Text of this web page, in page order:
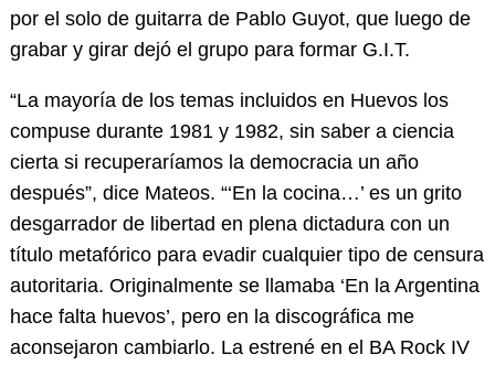
por el solo de guitarra de Pablo Guyot, que luego de
grabar y girar dejó el grupo para formar G.I.T.
“La mayoría de los temas incluidos en Huevos los
compuse durante 1981 y 1982, sin saber a ciencia
cierta si recuperaríamos la democracia un año
después”, dice Mateos. “‘En la cocina…’ es un grito
desgarrador de libertad en plena dictadura con un
título metafórico para evadir cualquier tipo de censura
autoritaria. Originalmente se llamaba ‘En la Argentina
hace falta huevos’, pero en la discográfica me
aconsejaron cambiarlo. La estrené en el BA Rock IV